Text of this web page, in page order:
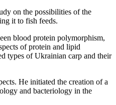
on the possibilities of the
it to fish feeds.
blood protein polymorphism,
of protein and lipid
types of Ukrainian carp and their
He initiated the creation of a
and bacteriology in the